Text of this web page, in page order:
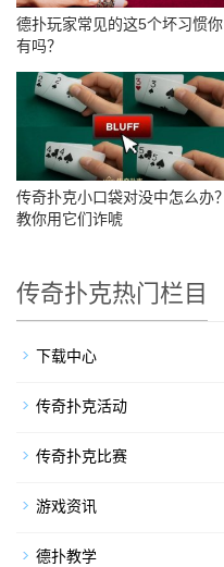
德扑玩家常见的这5个坏习惯你
有吗？
传奇扑克小口袋对没中怎么办？
教你用它们诈唬
传奇扑克热门栏目
下载中心
传奇扑克活动
传奇扑克比赛
游戏资讯
德扑教学